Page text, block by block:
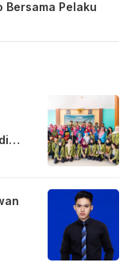
Bersama Pelaku